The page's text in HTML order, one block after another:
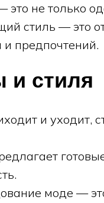
не только
стиль — это
и предпочтений.
и стиля
и уходит,
моде —